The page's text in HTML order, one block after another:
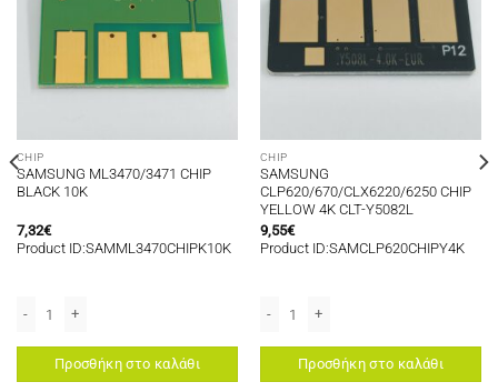
CHIP
SAMSUNG ML3470/3471 CHIP
BLACK 10K
7,32€
Product ID:SAMML3470CHIPK10K
Προσθήκη στο καλάθι
CHIP
SAMSUNG
CLP620/670/CLX6220/6250 CHIP
YELLOW 4K CLT-Y5082L
9,55€
Product ID:SAMCLP620CHIPY4K
Προσθήκη στο καλάθι